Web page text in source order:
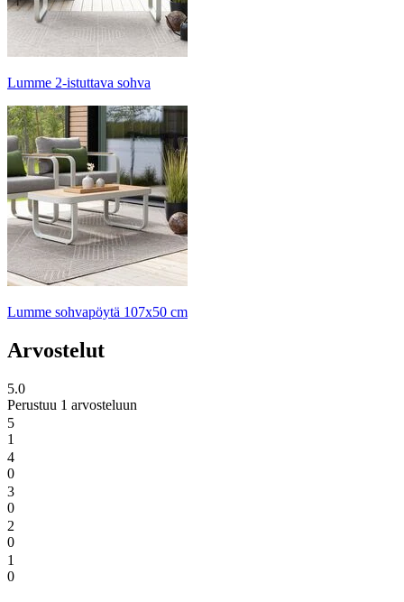
Lumme 2-istuttava sohva
Lumme sohvapöytä 107x50 cm
Arvostelut
5.0
Perustuu 1 arvosteluun
5
1
4
0
3
0
2
0
1
0